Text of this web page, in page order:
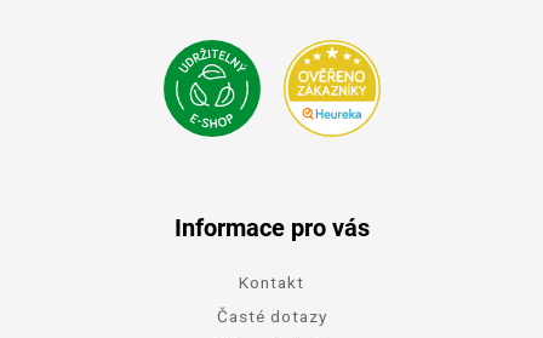
Informace pro vás
Kontakt
Časté dotazy